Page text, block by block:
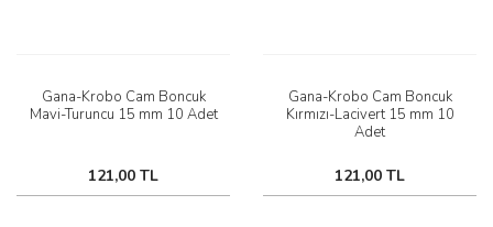
Gana-Krobo Cam Boncuk
Mavi-Turuncu 15 mm 10 Adet
121,00 TL
Gana-Krobo Cam Boncuk
Kırmızı-Lacivert 15 mm 10
Adet
121,00 TL